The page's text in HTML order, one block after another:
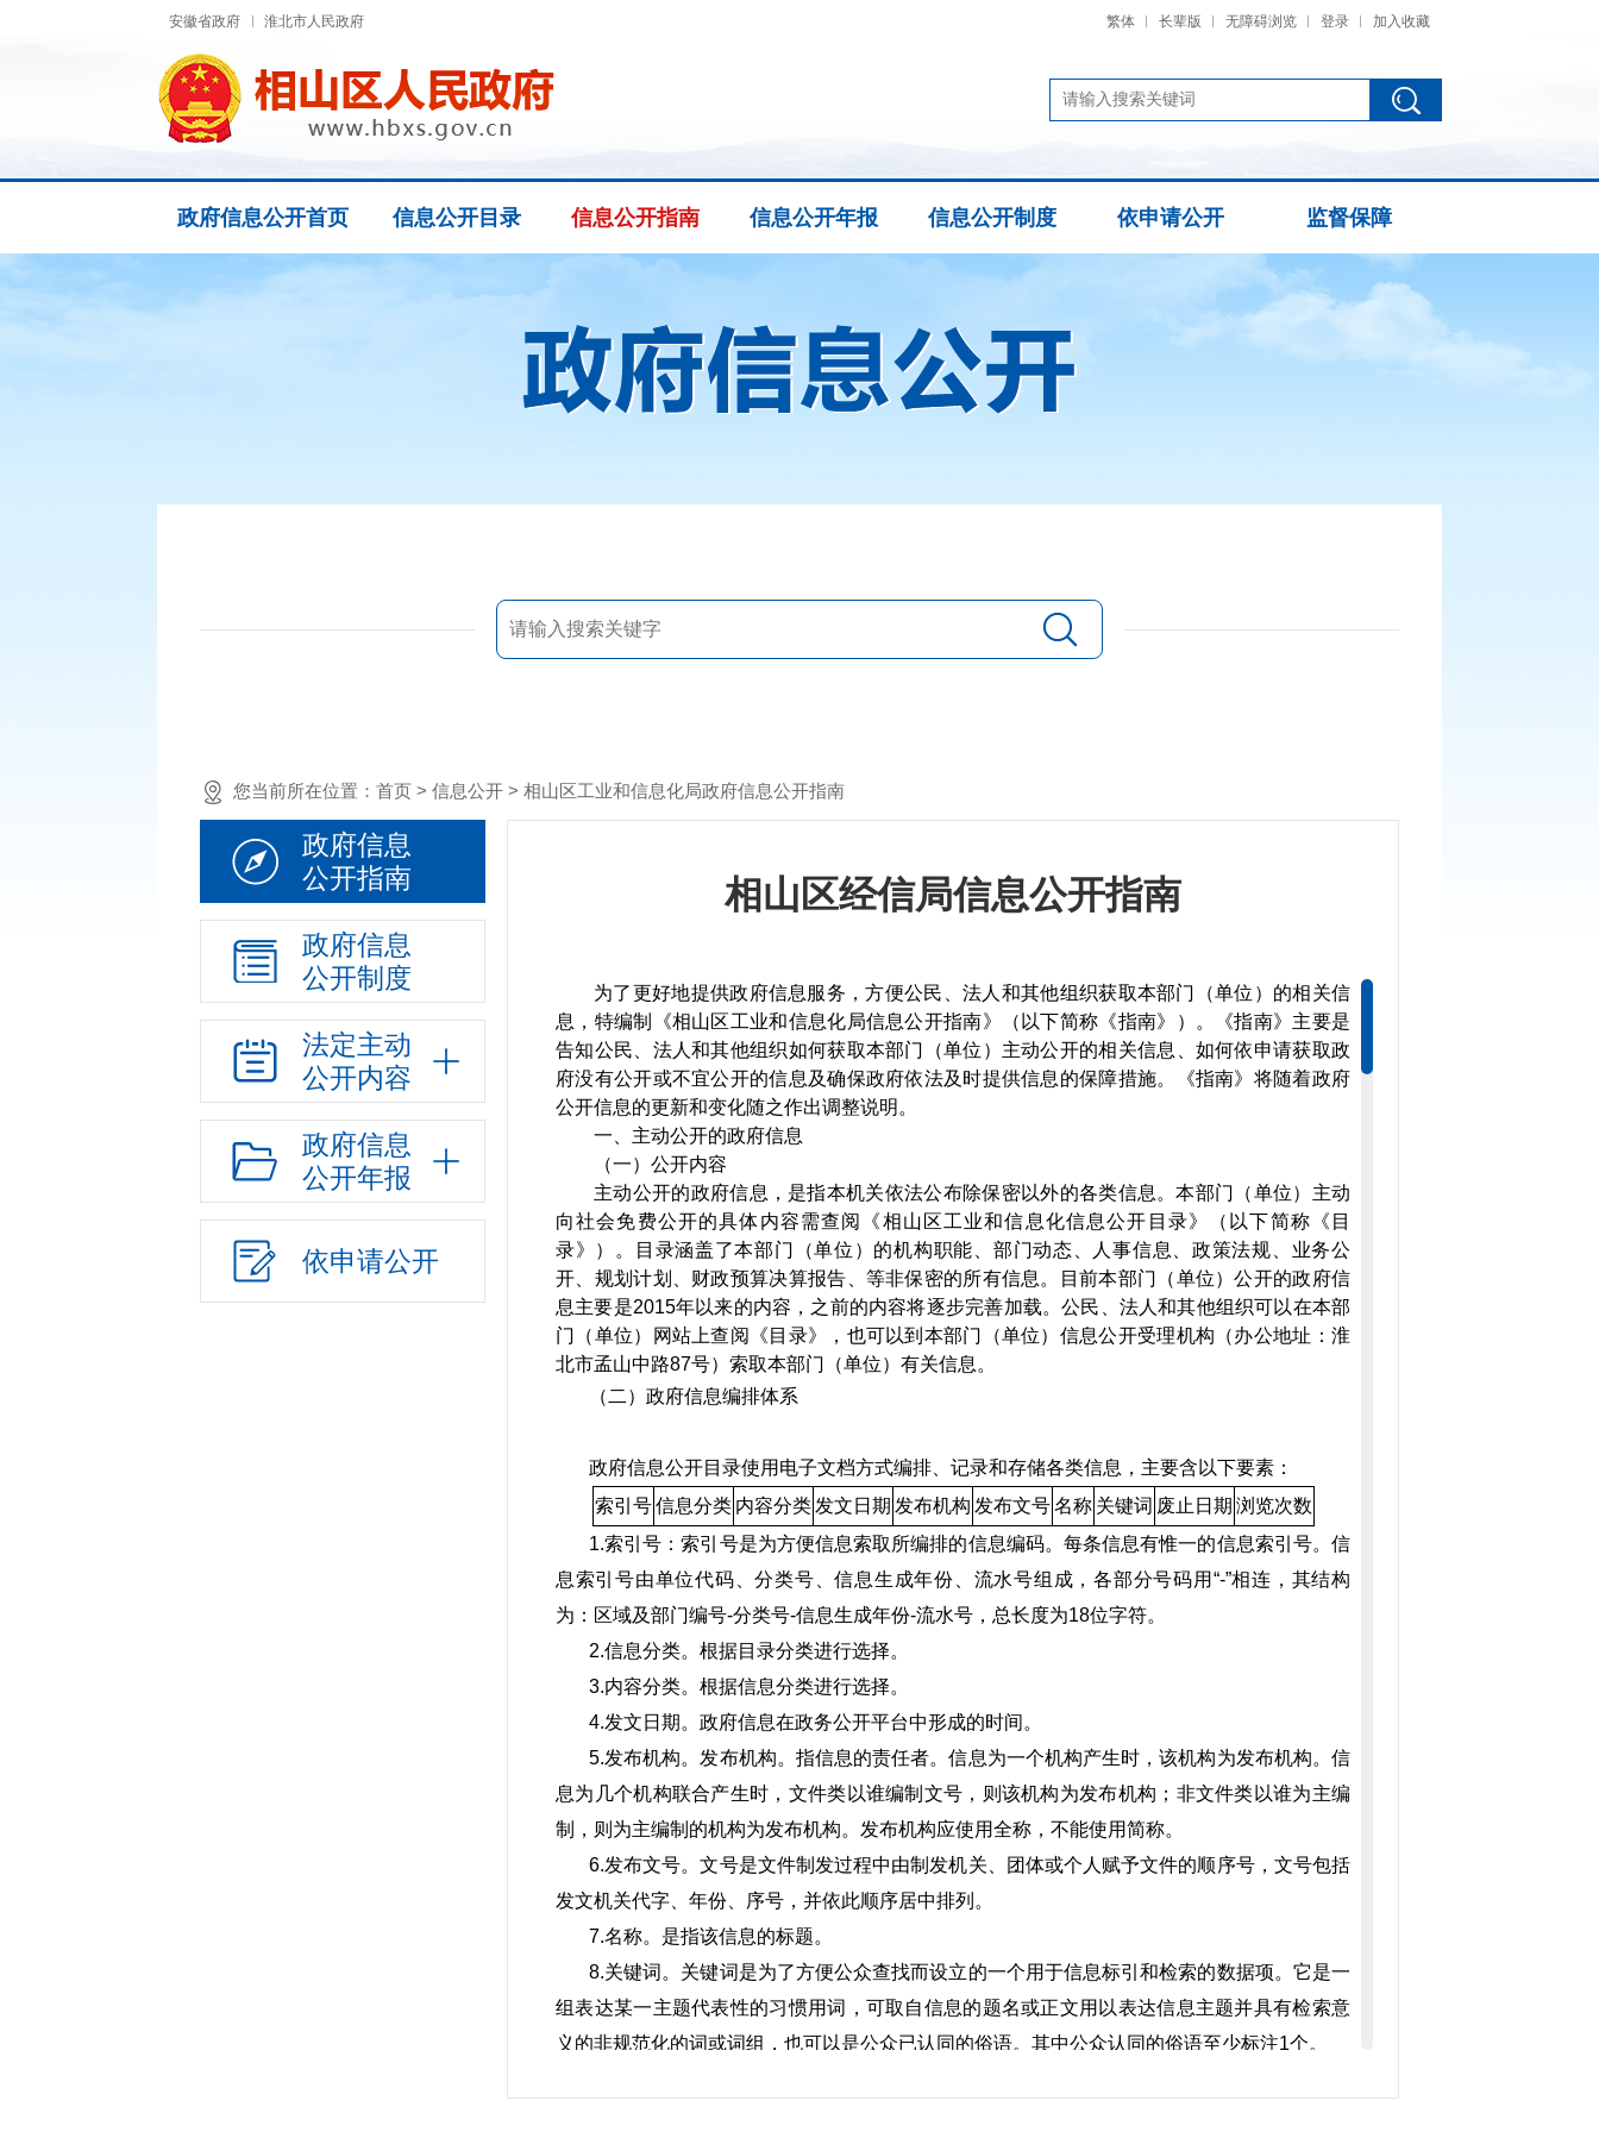
安徽省政府 淮北市人民政府 繁体 长辈版 无障碍浏览 登录 加入收藏
政府信息公开首页 信息公开目录 信息公开指南 信息公开年报 信息公开制度 依申请公开 监督保障
您当前所在位置： 首页 > 信息公开 > 相山区工业和信息化局政府信息公开指南
政府信息
公开指南
政府信息
公开制度
法定主动
公开内容
政府信息
公开年报
依申请公开
相山区经信局信息公开指南
为了更好地提供政府信息服务，方便公民、法人和其他组织获取本部门（单位）的相关信
息，特编制《相山区工业和信息化局信息公开指南》（以下简称《指南》）。《指南》主要是
告知公民、法人和其他组织如何获取本部门（单位）主动公开的相关信息、如何依申请获取政
府没有公开或不宜公开的信息及确保政府依法及时提供信息的保障措施。《指南》将随着政府
公开信息的更新和变化随之作出调整说明。
一、主动公开的政府信息
（一）公开内容
主动公开的政府信息，是指本机关依法公布除保密以外的各类信息。本部门（单位）主动
向社会免费公开的具体内容需查阅《相山区工业和信息化信息公开目录》（以下简称《目
录》）。目录涵盖了本部门（单位）的机构职能、部门动态、人事信息、政策法规、业务公
开、规划计划、财政预算决算报告、等非保密的所有信息。目前本部门（单位）公开的政府信
息主要是2015年以来的内容，之前的内容将逐步完善加载。公民、法人和其他组织可以在本部
门（单位）网站上查阅《目录》，也可以到本部门（单位）信息公开受理机构（办公地址：淮
北市孟山中路87号）索取本部门（单位）有关信息。
（二）政府信息编排体系
政府信息公开目录使用电子文档方式编排、记录和存储各类信息，主要含以下要素：
索引号 信息分类 内容分类 发文日期 发布机构 发布文号 名称 关键词 废止日期 浏览次数
1.索引号：索引号是为方便信息索取所编排的信息编码。每条信息有惟一的信息索引号。信
息索引号由单位代码、分类号、信息生成年份、流水号组成，各部分号码用“-”相连，其结构
为：区域及部门编号-分类号-信息生成年份-流水号，总长度为18位字符。
2.信息分类。根据目录分类进行选择。
3.内容分类。根据信息分类进行选择。
4.发文日期。政府信息在政务公开平台中形成的时间。
5.发布机构。发布机构。指信息的责任者。信息为一个机构产生时，该机构为发布机构。信
息为几个机构联合产生时，文件类以谁编制文号，则该机构为发布机构；非文件类以谁为主编
制，则为主编制的机构为发布机构。发布机构应使用全称，不能使用简称。
6.发布文号。文号是文件制发过程中由制发机关、团体或个人赋予文件的顺序号，文号包括
发文机关代字、年份、序号，并依此顺序居中排列。
7.名称。是指该信息的标题。
8.关键词。关键词是为了方便公众查找而设立的一个用于信息标引和检索的数据项。它是一
组表达某一主题代表性的习惯用词，可取自信息的题名或正文用以表达信息主题并具有检索意
义的非规范化的词或词组，也可以是公众已认同的俗语。其中公众认同的俗语至少标注1个。